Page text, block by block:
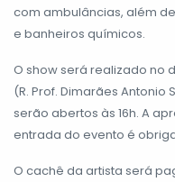
com ambulâncias, além
e banheiros químicos.
O show será realizado no
(R. Prof. Dimarães
serão abertos às 16h. A
entrada do evento é
O cachê da artista será